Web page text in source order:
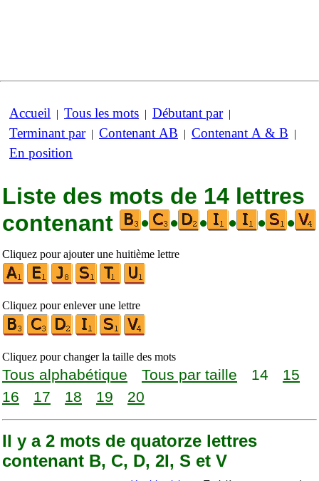
Accueil | Tous les mots | Débutant par|
Terminant par| Contenant AB | Contenant A & B |
En position
Liste des mots de 14 lettres
contenant
• • • • • •
Cliquez pour ajouter une huitième lettre
Cliquez pour enlever une lettre
Cliquez pour changer la taille des mots
Tous alphabétique Tous par taille 14
15
16
17 18 19 20
Il y a 2 mots de quatorze lettres
contenant B, C, D, 2I, S et V